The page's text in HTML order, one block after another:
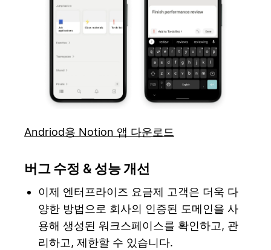
Andriod용 Notion 앱 다운로드
버그 수정 & 성능 개선
이제 엔터프라이즈 요금제 고객은 더욱 다
양한 방법으로 회사의 인증된 도메인을 사
용해 생성된 워크스페이스를 확인하고, 관
리하고, 제한할 수 있습니다.